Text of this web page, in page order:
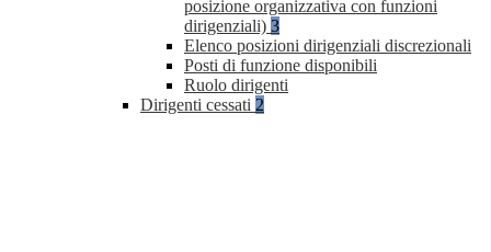
posizione organizzativa con funzioni
dirigenziali) 3
Elenco posizioni dirigenziali discrezionali
Posti di funzione disponibili
Ruolo dirigenti
Dirigenti cessati 2